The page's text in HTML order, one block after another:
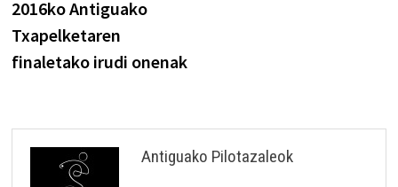
de
entradas
anterior:
2016ko Antiguako
Txapelketaren
finaletako irudi onenak
Antiguako Pilotazaleok